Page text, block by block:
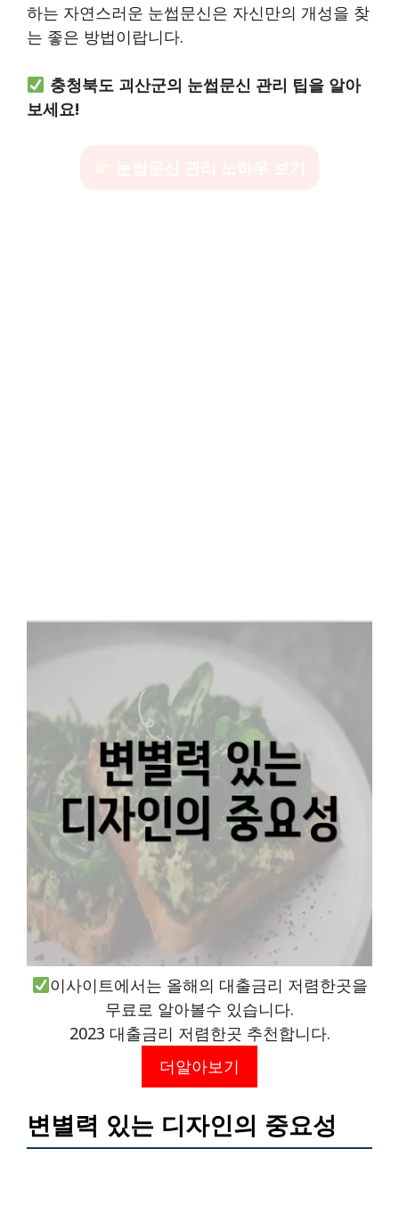
하는 자연스러운 눈썹문신은 자신만의 개성을 찾
는 좋은 방법이랍니다.
충청북도 괴산군의 눈썹문신 관리 팁을 알아
보세요!
이사이트에서는 올해의 대출금리 저렴한곳을
무료로 알아볼수 있습니다.
2023 대출금리 저렴한곳 추천합니다.
더알아보기
변별력 있는 디자인의 중요성